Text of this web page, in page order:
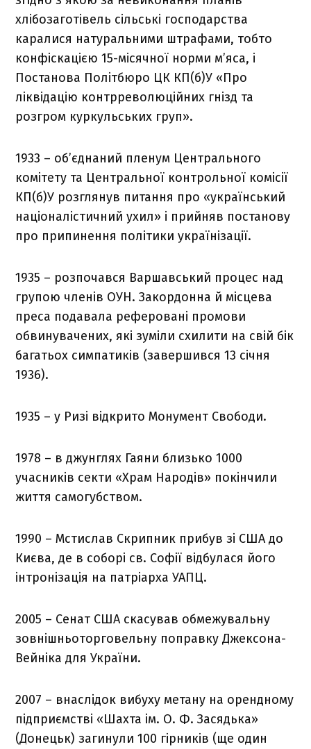
хлібозаготівель сільські господарства
каралися натуральними штрафами, тобто
конфіскацією 15-місячної норми м’яса, і
Постанова Політбюро ЦК КП(б)У «Про
ліквідацію контрреволюційних гнізд та
розгром куркульських груп».
1933 – об’єднаний пленум Центрального
комітету та Центральної контрольної комісії
КП(б)У розглянув питання про «український
націоналістичний ухил» і прийняв постанову
про припинення політики українізації.
1935 – розпочався Варшавський процес над
групою членів ОУН. Закордонна й місцева
преса подавала реферовані промови
обвинувачених, які зуміли схилити на свій бік
багатьох симпатиків (завершився 13 січня
1936).
1935 – у Ризі відкрито Монумент Свободи.
1978 – в джунглях Гаяни близько 1000
учасників секти «Храм Народів» покінчили
життя самогубством.
1990 – Мстислав Скрипник прибув зі США до
Києва, де в соборі св. Софії відбулася його
інтронізація на патріарха УАПЦ.
2005 – Сенат США скасував обмежувальну
зовнішньоторговельну поправку Джексона-
Вейніка для України.
2007 – внаслідок вибуху метану на орендному
підприємстві «Шахта ім. О. Ф. Засядька»
(Донецьк) загинули 100 гірників (ще один